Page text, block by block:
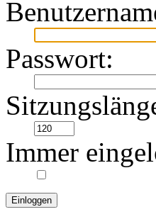
Passwort:
Immer